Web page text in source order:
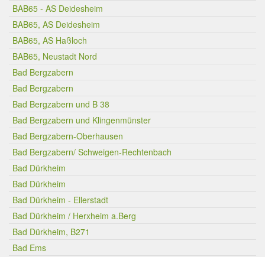
BAB65 - AS Deidesheim
BAB65, AS Deidesheim
BAB65, AS Haßloch
BAB65, Neustadt Nord
Bad Bergzabern
Bad Bergzabern
Bad Bergzabern und B 38
Bad Bergzabern und Klingenmünster
Bad Bergzabern-Oberhausen
Bad Bergzabern/ Schweigen-Rechtenbach
Bad Dürkheim
Bad Dürkheim
Bad Dürkheim - Ellerstadt
Bad Dürkheim / Herxheim a.Berg
Bad Dürkheim, B271
Bad Ems